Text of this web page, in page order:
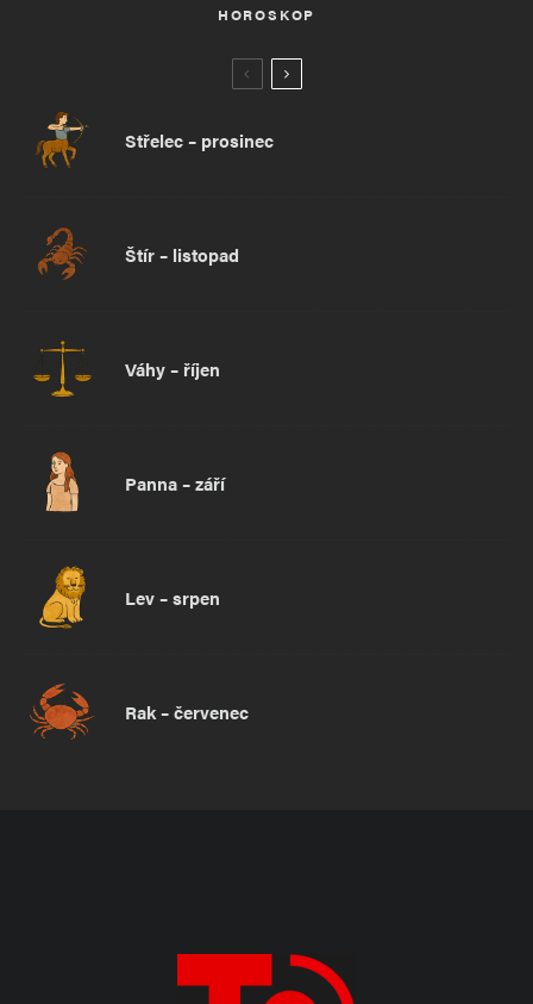
HOROSKOP
Střelec – prosinec
Štír – listopad
Váhy – říjen
Panna – září
Lev – srpen
Rak – červenec